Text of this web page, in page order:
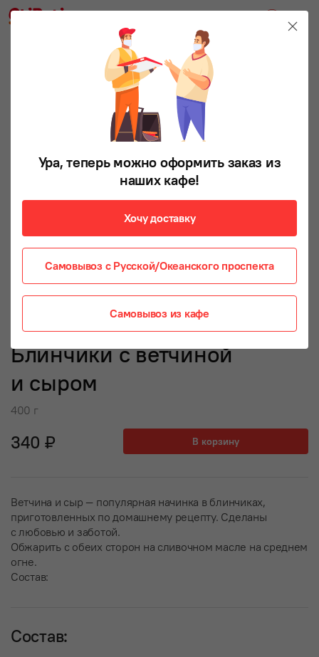
Блинчики с ветчиной
и сыром
400 г
340 ₽ В корзину
Ветчина и сыр — популярная начинка в блинчиках,
приготовленных по домашнему рецепту. Сделаны
с любовью и заботой.
Обжарить с обеих сторон на сливочном масле на среднем
огне.
Состав:
Состав:
Ура, теперь можно оформить заказ из
наших кафе!
Хочу доставку
Самовывоз с Русской/Океанского проспекта
Самовывоз из кафе